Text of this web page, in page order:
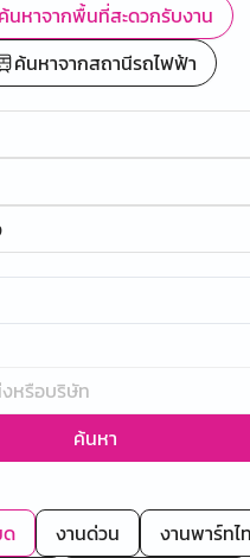
ค้นหาจากพื้นที่สะดวกรับงาน
ค้นหาจากสถานีรถไฟฟ้า
ค้นหา
งานด่วน
งานพาร์ทไ